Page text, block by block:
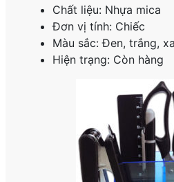
Chất liệu: Nhựa mica
Đơn vị tính: Chiếc
Màu sắc: Đen, trắng,
Hiện trạng: Còn hàng